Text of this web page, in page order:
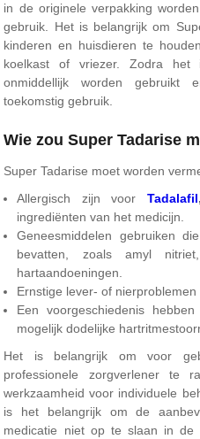
in de originele verpakking
gebruik. Het is belangrijk om
kinderen en huisdieren te
koelkast of vriezer. Zodra het
onmiddellijk worden gebruikt
toekomstig gebruik.
Wie zou Super Tadarise
Super Tadarise moet worden
Allergisch zijn voor Tadalafil
ingrediënten van het medicijn.
Geneesmiddelen gebruiken
bevatten, zoals amyl
hartaandoeningen.
Ernstige lever- of nierproblemen
Een voorgeschiedenis
mogelijk dodelijke
Het is belangrijk om voor
professionele zorgverlener te
werkzaamheid voor individuele
is het belangrijk om de
medicatie niet op te slaan in